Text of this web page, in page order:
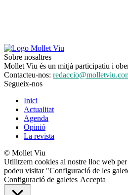
Sobre nosaltres
Mollet Viu és un mitjà participatiu i
Contacteu-nos:
Segueix-nos
Inici
Actualitat
Agenda
Opinió
La revista
© Mollet Viu
Utilitzem cookies al nostre lloc web
podeu visitar "Configuració de les
Configuració de galetes Accepta